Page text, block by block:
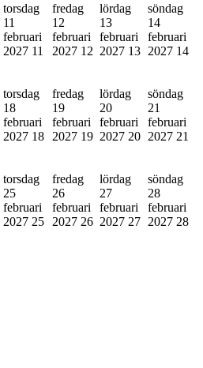
torsdag
11
februari
2027 11
fredag
12
februari
2027 12
lördag
13
februari
2027 13
söndag
14
februari
2027 14
torsdag
18
februari
2027 18
fredag
19
februari
2027 19
lördag
20
februari
2027 20
söndag
21
februari
2027 21
torsdag
25
februari
2027 25
fredag
26
februari
2027 26
lördag
27
februari
2027 27
söndag
28
februari
2027 28